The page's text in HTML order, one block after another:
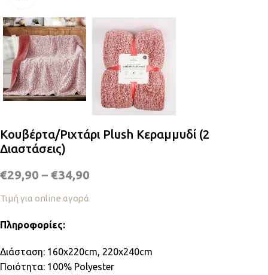
Κουβέρτα/Ριχτάρι Plush Κεραμμυδί (2
Διαστάσεις)
€29,90 – €34,90
Τιμή για online αγορά
Πληροφορίες:
Διάσταση: 160x220cm, 220x240cm
Ποιότητα: 100% Polyester